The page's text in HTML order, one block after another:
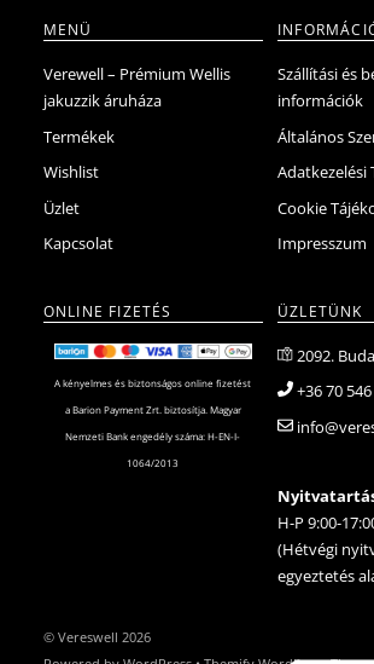
MENÜ
Verewell – Prémium Wellis
jakuzzik áruháza
Termékek
Wishlist
Üzlet
Kapcsolat
Szállítási és
információk
Általános
Adatkezelési
Cookie
Impresszum
ONLINE FIZETÉS
A kényelmes és biztonságos online fizetést
a Barion Payment Zrt. biztosítja. Magyar
Nemzeti Bank engedély száma: H-EN-I-
1064/2013
ÜZLETÜNK
2092.
+36 70 546
H-P 9:00-
(Hétvégi
egyeztetés
© Vereswell 2026